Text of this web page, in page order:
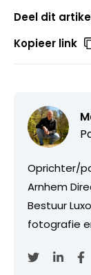
Deel dit
Kopieer link
Oprichter/
Arnhem
Bestuur
fotografie